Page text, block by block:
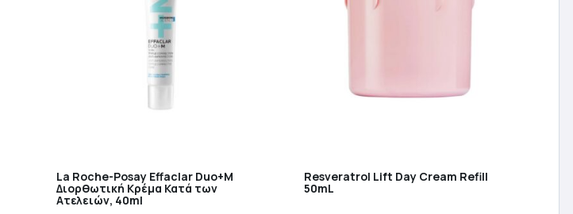
La Roche-Posay Effaclar Duo+M
Διορθωτική Κρέμα Κατά των
Ατελειών, 40ml
Resveratrol Lift Day Cream Refill
50mL